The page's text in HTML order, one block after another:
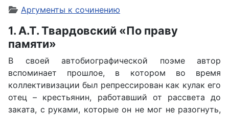
Аргументы к сочинению
1. А.Т. Твардовский «По праву
памяти»
В своей автобиографической поэме автор
вспоминает прошлое, в котором во время
коллективизации был репрессирован как кулак его
отец – крестьянин, работавший от рассвета до
заката, с руками, которые он не мог не разогнуть,